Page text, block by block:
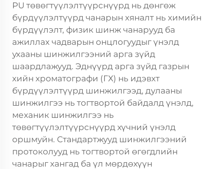
PU төвөгтүүлэлтүүрснүүрд нь дөнгөж
бүрдүүлэлтүүрд чанарын хяналт нь химийн
бүрдүүлэлт, физик шинж чанарууд ба
ажиллах чадварын онцлогуудыг үнэлд
ухааны шинжилгээний арга зүйд
шаардлажууд. Эднүүрд арга зүйд газрын
хийн хроматографи (ГХ) нь идэвхт
бүрдүүлэлтүүрд шинжилгээд, дулааны
шинжилгээ нь тогтвортой байдалд үнэлд,
механик шинжилгээ нь
төвөгтүүлэлтүүрснүүрд хүчний үнэлд
оршмуйн. Стандартжууд шинжилгээний
протоколууд нь тогтвортой өгөгдлийн
чанарыг хангад ба үл мөрдөхүүн